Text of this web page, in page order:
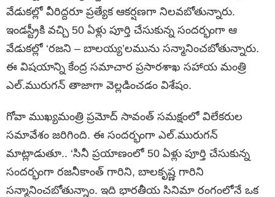
వేడుకల్లో వీరిద్దరూ ప్రత్యేక ఆకర్షణగా నిలవబోతున్నారు.
ఇండస్ట్రీకి వచ్చి 50 ఏళ్లు పూర్తి చేసుకున్న సందర్భంగా ఆ
వేడుకల్లో ‘రజని – బాలయ్య’లమును సన్మానించబోతున్నారు.
ఈ విషయాన్ని కేంద్ర సమాచార ప్రసారశాఖ సహాయ మంత్రి
ఎల్‌.మురుగన్‌ తాజాగా వెల్లడించడం విశేషం.
గోవా ముఖ్యమంత్రి ప్రమోద్‌ సావంత్‌ సమక్షంలో విలేకరుల
సమావేశం జరిగింది. ఈ సందర్భంగా ఎల్‌.మురుగన్‌
మాట్లాడుతూ.. ‘సినీ ప్రయాణంలో 50 ఏళ్లు పూర్తి చేసుకున్న
సందర్భంగా రజనీకాంత్‌ గారిని, బాలకృష్ణ గారిని
సన్మానించబోతున్నాం. ఇది భారతీయ సినిమా రంగంలోనే ఒక